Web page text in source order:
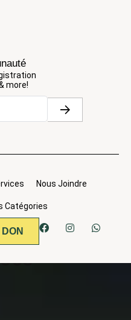
more!
Nous Joindre
Catégories